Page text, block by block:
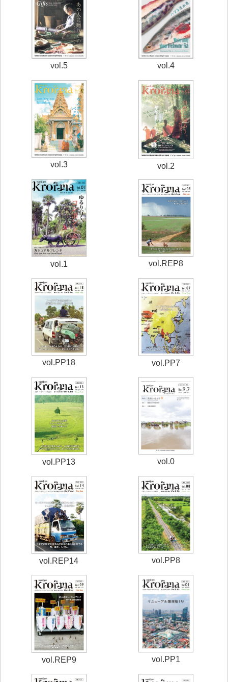
vol.5 vol.4
vol.3 vol.2
vol.1 vol.REP8
vol.PP18 vol.PP7
vol.PP13 vol.0
vol.REP14 vol.PP8
vol.REP9 vol.PP1